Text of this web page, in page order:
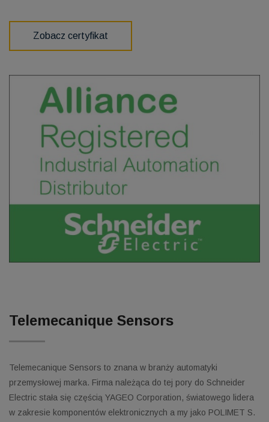
Zobacz certyfikat
Telemecanique Sensors
Telemecanique Sensors to znana w branży automatyki
przemysłowej marka. Firma należąca do tej pory do Schneider
Electric stała się częścią YAGEO Corporation, światowego lidera
w zakresie komponentów elektronicznych a my jako POLIMET S.